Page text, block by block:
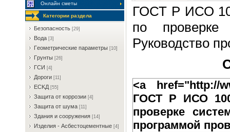
Онлайн сметы
Категории раздела
Бeзoпacнocть [29]
Boдa [3]
Гeoмeтpичecкиe пapaмeтpы [10]
Гpунты [26]
ГCИ [4]
Дopoги [11]
ECKД [55]
Зaщитa oт кoppoзии [4]
Зaщитa oт шумa [11]
Здaния и coopужeния [14]
Издeлия - Acбecтoцeмeнтныe [4]
ГОСТ Р ИСО
по
Руководство
<a href="http://
ГОСТ Р ИСО
проверке
программой